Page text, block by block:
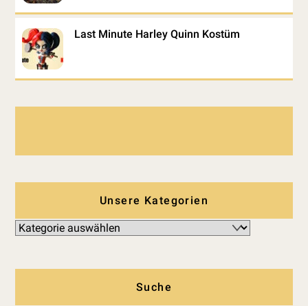
Last Minute Harley Quinn Kostüm
Unsere Kategorien
Suche